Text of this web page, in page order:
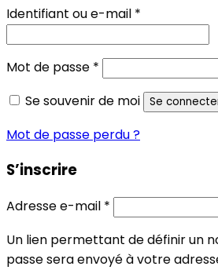
Identifiant ou e-mail *
Mot de passe *
Se souvenir de moi
Se
Mot de passe perdu ?
S’inscrire
Adresse e-mail *
Un lien permettant de définir un
passe sera envoyé à votre